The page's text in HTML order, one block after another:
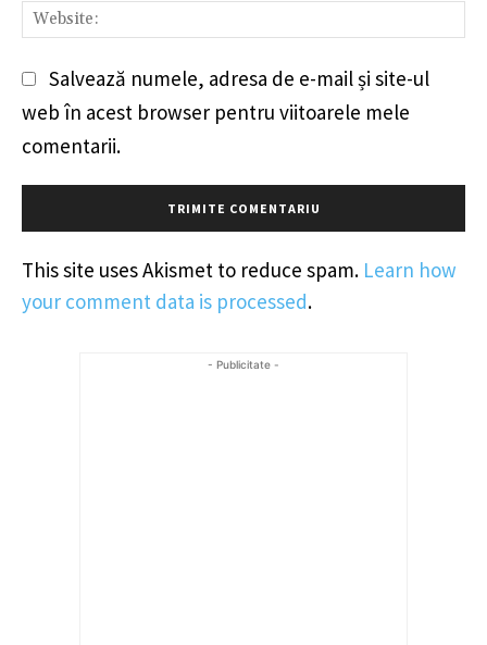
Salvează numele, adresa de e-mail și site-ul
web în acest browser pentru viitoarele mele
comentarii.
This site uses Akismet to reduce spam. Learn how
your comment data is processed.
- Publicitate -